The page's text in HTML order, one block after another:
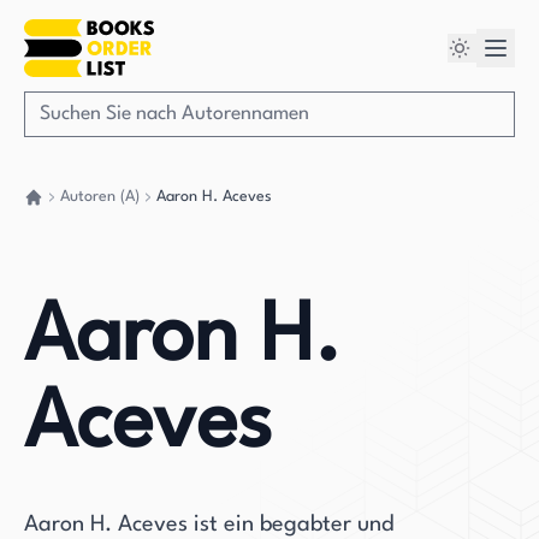
Autoren (A) Aaron H. Aceves
Aaron H.
Aceves
Aaron H. Aceves ist ein begabter und